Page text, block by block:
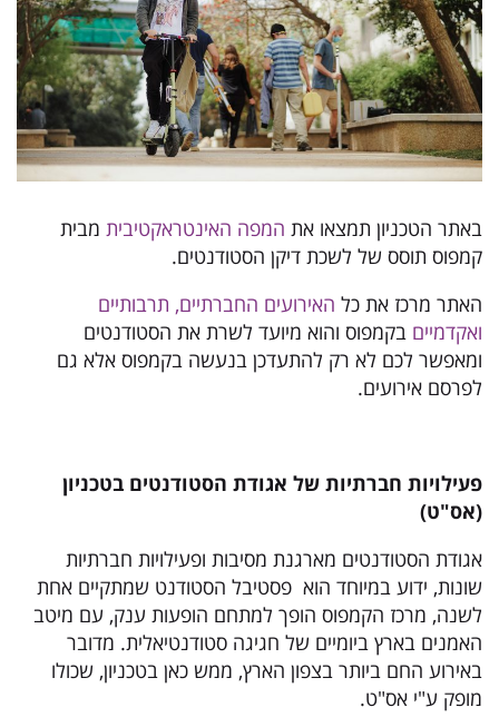
באתר הטכניון תמצאו את המפה האינטראקטיבית מבית
קמפוס תוסס של לשכת דיקן הסטודנטים.
האתר מרכז את כל האירועים החברתיים, תרבותיים
ואקדמיים בקמפוס והוא מיועד לשרת את הסטודנטים
ומאפשר לכם לא רק להתעדכן בנעשה בקמפוס אלא גם
לפרסם אירועים.
פעילויות חברתיות של אגודת הסטודנטים בטכניון
(אס"ט)
אגודת הסטודנטים מארגנת מסיבות ופעילויות חברתיות
שונות, ידוע במיוחד הוא פסטיבל הסטודנט שמתקיים אחת
לשנה, מרכז הקמפוס הופך למתחם הופעות ענק, עם מיטב
האמנים בארץ ביומיים של חגיגה סטודנטיאלית. מדובר
באירוע החם ביותר בצפון הארץ, ממש כאן בטכניון, שכולו
מופק ע"י אס"ט.